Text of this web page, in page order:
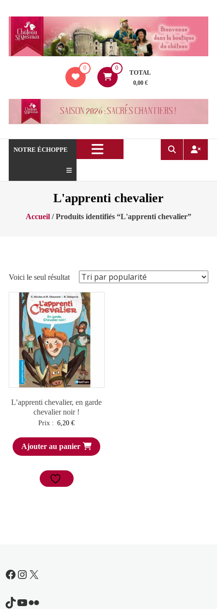
contenu
de
Mesmin
0 0
TOTAL
0,00 €
NOTRE ÉCHOPPE
L'apprenti chevalier
Accueil/ Produits identifiés “L'apprenti chevalier”
Voici le seul résultat
L’apprenti chevalier, en garde
chevalier noir !
Prix : 6,20€
Ajouter au panier
Facebook
Instagram
X
TikTok
YouTube
Flickr